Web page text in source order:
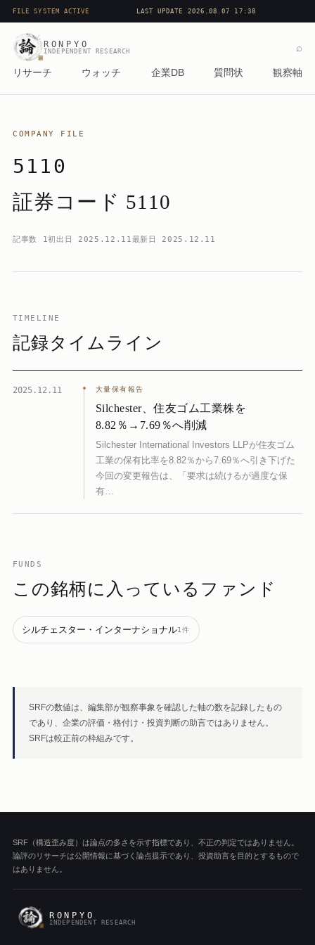
FILE SYSTEM ACTIVE LAST UPDATE 2026.08.07 17:38
RONPYO
INDEPENDENT RESEARCH
リサーチ ウォッチ 企業DB 質問状 観察軸
⌕
COMPANY FILE
5110
証券コード 5110
記事数 1初出日 2025.12.11最新日 2025.12.11
TIMELINE
記録タイムライン
2025.12.11 大量保有報告
Silchester、住友ゴム工業株を
8.82％→7.69％へ削減
Silchester International Investors LLPが住友ゴム
工業の保有比率を8.82％から7.69％へ引き下げた
今回の変更報告は、「要求は続けるが過度な保
有…
FUNDS
この銘柄に入っているファンド
シルチェスター・インターナショナル1件
SRFの数値は、編集部が観察事象を確認した軸の数を記録したもの
であり、企業の評価・格付け・投資判断の助言ではありません。
SRFは較正前の枠組みです。
SRF（構造歪み度）は論点の多さを示す指標であり、不正の判定ではありません。
論評のリサーチは公開情報に基づく論点提示であり、投資助言を目的とするもので
はありません。
RONPYO
INDEPENDENT RESEARCH